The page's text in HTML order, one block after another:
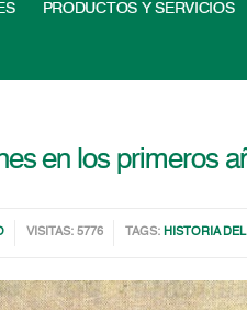
PRODUCTOS Y SERVICIOS
en los primeros
VISITAS: 5776 TAGS: HISTORIA